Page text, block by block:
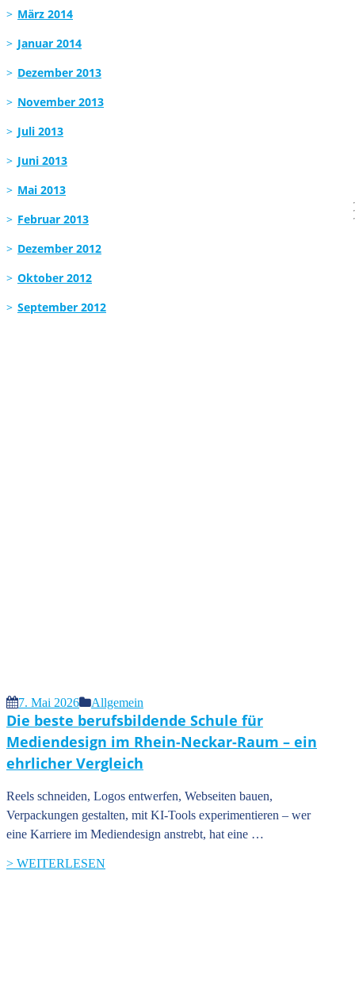
März 2014
Januar 2014
Dezember 2013
November 2013
Juli 2013
Juni 2013
Mai 2013
Februar 2013
Dezember 2012
Oktober 2012
September 2012
7. Mai 2026 Allgemein
Die beste berufsbildende Schule für
Mediendesign im Rhein-Neckar-Raum – ein
ehrlicher Vergleich
Reels schneiden, Logos entwerfen, Webseiten bauen,
Verpackungen gestalten, mit KI-Tools experimentieren – wer
eine Karriere im Mediendesign anstrebt, hat eine …
> WEITERLESEN